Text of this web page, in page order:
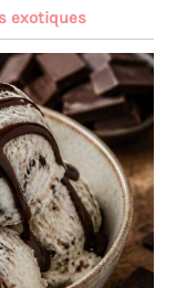
exotiques